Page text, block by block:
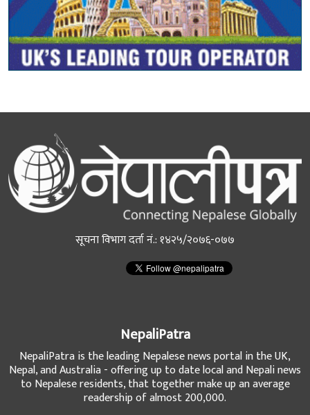
सूचना विभाग दर्ता नं.: १४२५/२०७६-०७७
NepaliPatra
NepaliPatra is the leading Nepalese news portal in the UK,
Nepal, and Australia - offering up to date local and Nepali news
to Nepalese residents, that together make up an average
readership of almost 200,000.